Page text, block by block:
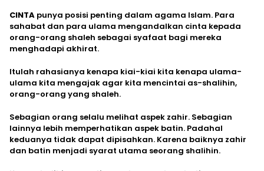
CINTA punya posisi penting dalam agama Islam. Para
sahabat dan para ulama mengandalkan cinta kepada
orang-orang shaleh sebagai syafaat bagi mereka
menghadapi akhirat.
Itulah rahasianya kenapa kiai-kiai kita kenapa ulama-
ulama kita mengajak agar kita mencintai as-shalihin,
orang-orang yang shaleh.
Sebagian orang selalu melihat aspek zahir. Sebagian
lainnya lebih memperhatikan aspek batin. Padahal
keduanya tidak dapat dipisahkan. Karena baiknya zahir
dan batin menjadi syarat utama seorang shalihin.